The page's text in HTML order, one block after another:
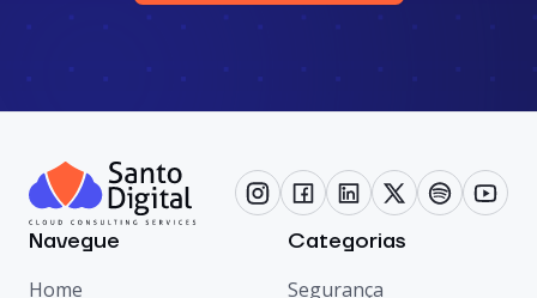
Navegue
Home
Categorias
Segurança